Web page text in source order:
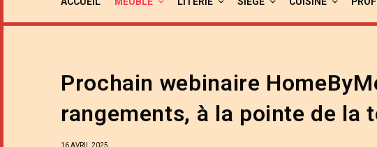
Prochain webinaire
rangements, à la pointe de la
16 AVRIL 2025